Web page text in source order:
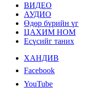
ВИДЕО
АУДИО
Өдөр бүрийн үг
ЦАХИМ НОМ
Есүсийг таних
ХАНДИВ
Facebook
YouTube